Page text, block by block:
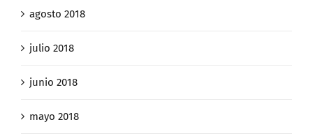
agosto 2018
julio 2018
junio 2018
mayo 2018